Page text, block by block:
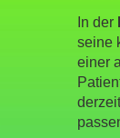
In der
seine
einer